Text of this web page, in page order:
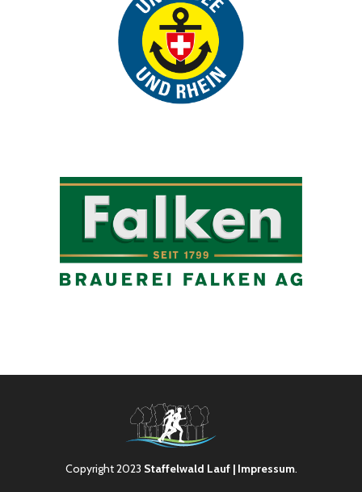
Copyright 2023 Staffelwald Lauf| Impressum.